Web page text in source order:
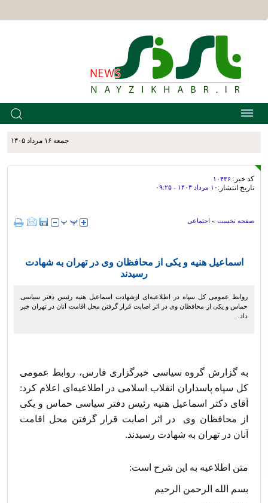
جمعه ۱۶ مرداد ۱۴۰۵
کد خبر: ۱۰۴۳۶
تاریخ انتشار: ۱۰ مرداد ۱۴۰۳ - ۰۹:۲۵
صفحه نخست » اجتماعی
اسماعیل هنیه و یکی از محافظان وی در تهران به شهادت
رسیدند
روابط عمومی کل سپاه در اطلاعیه‌ای ازشهادت اسماعیل هنیه رئیس دفتر سیاسی
حماس و یکی از محافظان وی در اثر اصابت قرار گرفتن محل اقامت آنان در تهران خبر
داد.
آنان در تهران به شهادت رسیدند.
متن اطلاعیه به این شرح است:
بسم الله الرحمن الرحیم